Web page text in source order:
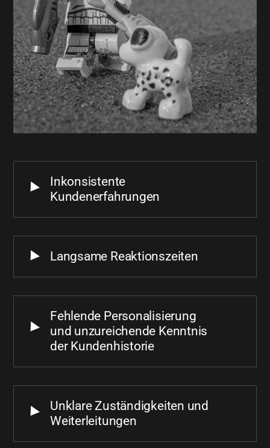
Inkonsistente
Kundenerfahrungen
Langsame Reaktionszeiten
Fehlende Personalisierung
und unzureichende Kenntnis
der Kundenhistorie
Unklare Zuständigkeiten und
Weiterleitungen